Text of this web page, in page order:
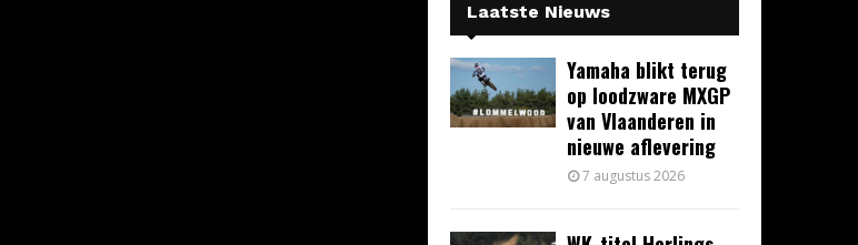
Laatste Nieuws
Yamaha blikt terug
op loodzware MXGP
van Vlaanderen in
nieuwe aflevering
7 augustus 2026